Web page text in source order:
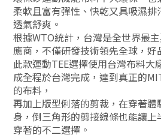
柔軟且富有彈性、快乾又具吸濕
透氣舒爽。
根據WTO統計，台灣是全世界最
應商，不僅研發技術領先全球，好
此款運動TEE選擇使用台灣布料大
成全程於台灣完成，達到真正的
的布料，
再加上版型俐落的剪裁，在穿著體
身，倒三角形的剪接線條也能讓
穿著的不二選擇。